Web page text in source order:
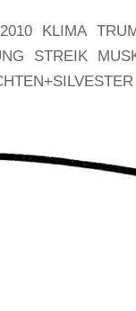
2010 KLIMA
STREIK